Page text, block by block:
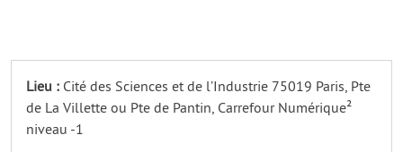
Lieu : Cité des Sciences et de l’Industrie 75019 Paris, Pte
de La Villette ou Pte de Pantin, Carrefour Numérique²
niveau -1